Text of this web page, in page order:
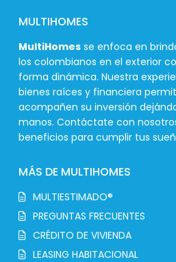
MULTIHOMES
MultiHomes se enfoca en
los colombianos en el exterior
forma dinámica. Nuestra
bienes raíces y financiera
acompañen su inversión
manos. Contáctate con
beneficios para cumplir tus
MÁS DE MULTIHOMES
MULTIESTIMADO®
PREGUNTAS FRECUENTES
CRÉDITO DE VIVIENDA
LEASING HABITACIONAL